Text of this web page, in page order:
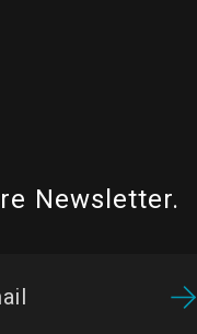
Newsletter.